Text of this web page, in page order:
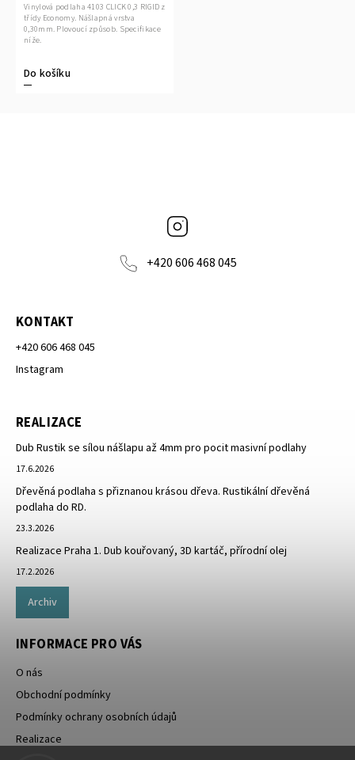
Do košíku
Vinylová podlaha 4103 CLICK 0,3 RIGID z
třídy Economy. Nášlapná vrstva
0,30mm. Plovoucí způsob. Specifikace
níže.
+420 606 468 045
KONTAKT
+420 606 468 045
Instagram
REALIZACE
Dub Rustik se sílou nášlapu až 4mm pro pocit masivní podlahy
17.6.2026
Dřevěná podlaha s přiznanou krásou dřeva. Rustikální dřevěná
podlaha do RD.
23.3.2026
Realizace Praha 1. Dub kouřovaný, 3D kartáč, přírodní olej
17.2.2026
Archiv
INFORMACE PRO VÁS
O nás
Obchodní podmínky
Podmínky ochrany osobních údajů
Realizace